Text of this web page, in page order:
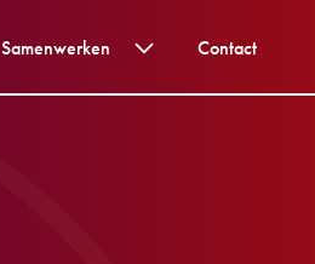
Samenwerken Contact